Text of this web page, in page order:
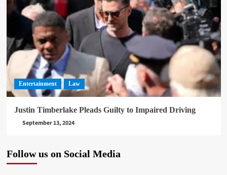
Entertainment Law
Justin Timberlake Pleads Guilty to Impaired Driving
September 13, 2024
Follow us on Social Media